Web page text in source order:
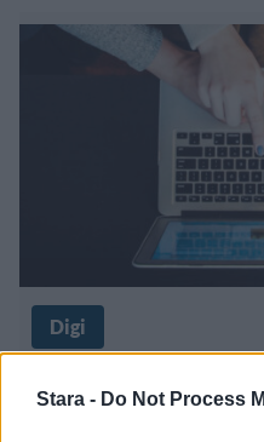
Stara - Do Not Process
Digi